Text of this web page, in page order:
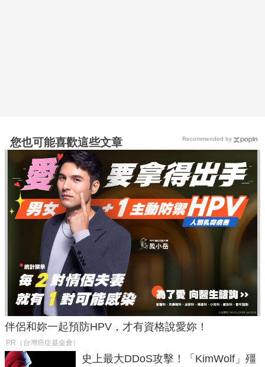
您也可能喜歡這些文章
伴侶和妳一起預防HPV，才有資格說愛妳！
PR（台灣癌症基金會）
史上最大DDoS攻擊！「KimWolf」殭
Recommended by